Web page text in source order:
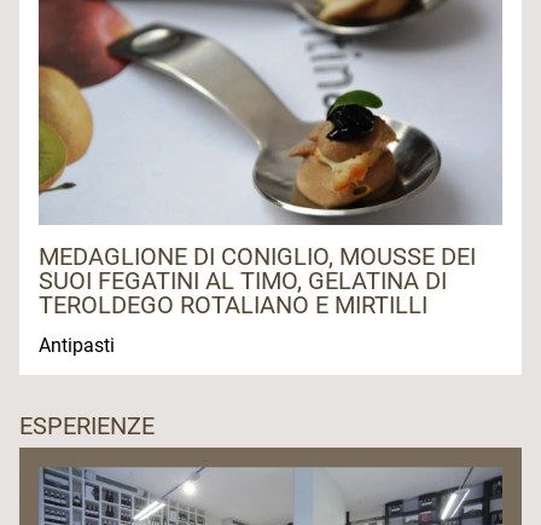
MEDAGLIONE DI CONIGLIO, MOUSSE DEI
SUOI FEGATINI AL TIMO, GELATINA DI
TEROLDEGO ROTALIANO E MIRTILLI
Antipasti
ESPERIENZE